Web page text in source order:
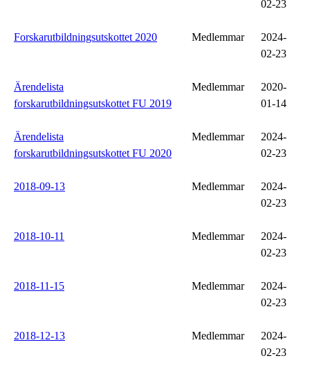
02-23
Forskarutbildningsutskottet 2020 Medlemmar
2024-
02-23
Ärendelista
forskarutbildningsutskottet FU 2019
Medlemmar
2020-
01-14
Ärendelista
forskarutbildningsutskottet FU 2020
Medlemmar
2024-
02-23
2018-09-13 Medlemmar
2024-
02-23
2018-10-11 Medlemmar
2024-
02-23
2018-11-15 Medlemmar
2024-
02-23
2018-12-13 Medlemmar
2024-
02-23